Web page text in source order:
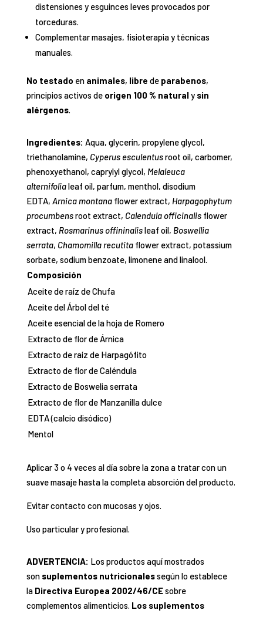
distensiones y esguinces leves provocados por
torceduras.
Complementar masajes, fisioterapia y técnicas
manuales.
No testado en animales, libre de parabenos,
principios activos de origen 100 % naturaly sin
alérgenos.
Ingredientes: Aqua, glycerin, propylene glycol,
triethanolamine, Cyperus esculentusroot oil, carbomer,
phenoxyethanol, caprylyl glycol, Melaleuca
alternifolialeaf oil, parfum, menthol, disodium
EDTA, Arnica montanaflower extract, Harpagophytum
procumbensroot extract, Calendula officinalisflower
extract, Rosmarinus offininalisleaf oil, Boswellia
serrata, Chamomilla recutitaflower extract, potassium
sorbate, sodium benzoate, limonene and linalool.
Composición
Aceite de raíz de Chufa
Aceite del Árbol del té
Aceite esencial de la hoja de Romero
Extracto de flor de Árnica
Extracto de raíz de Harpagófito
Extracto de flor de Caléndula
Extracto de Boswelia serrata
Extracto de flor de Manzanilla dulce
EDTA (calcio disódico)
Mentol
Aplicar 3 o 4 veces al día sobre la zona a tratar con un
suave masaje hasta la completa absorción del producto.
Evitar contacto con mucosas y ojos.
Uso particular y profesional.
ADVERTENCIA: Los productos aquí mostrados
son suplementos nutricionalessegún lo establece
la Directiva Europea 2002/46/CEsobre
complementos alimenticios. Los suplementos